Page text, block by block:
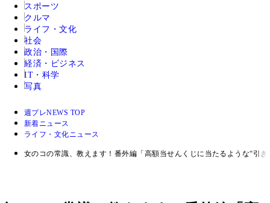
スポーツ
クルマ
ライフ・文化
社会
政治・国際
経済・ビジネス
IT・科学
写真
週プレNEWS TOP
新着ニュース
ライフ・文化ニュース
女のコの常識、教えます！番外編「高額当せんくじに当たるような“引